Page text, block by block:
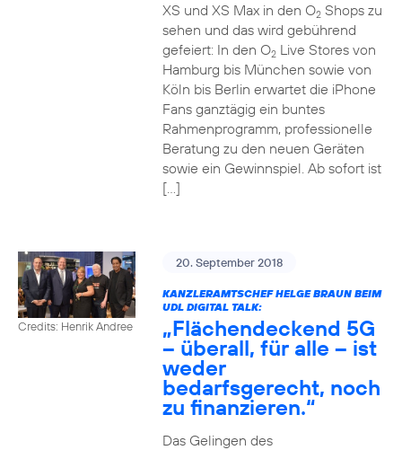
XS und XS Max in den O2Shops zu
sehen und das wird gebührend
gefeiert: In den O2Live Stores von
Hamburg bis München sowie von
Köln bis Berlin erwartet die iPhone
Fans ganztägig ein buntes
Rahmenprogramm, professionelle
Beratung zu den neuen Geräten
sowie ein Gewinnspiel. Ab sofort ist
[…]
Credits: Henrik Andree
20. September 2018
KANZLERAMTSCHEF HELGE BRAUN BEIM
UDL DIGITAL TALK:
„Flächendeckend 5G
– überall, für alle – ist
weder
bedarfsgerecht, noch
zu finanzieren.“
Das Gelingen des